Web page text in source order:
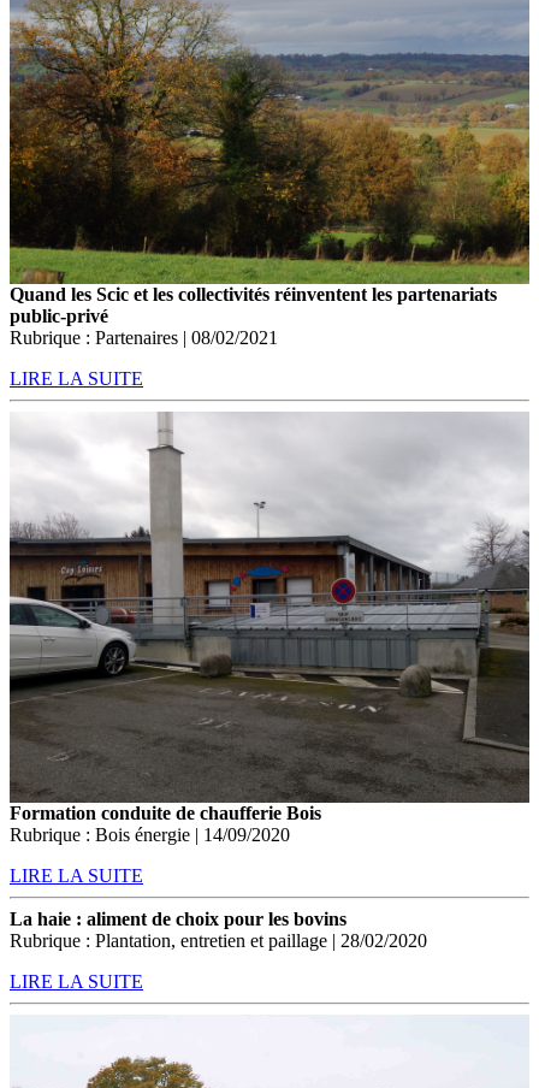
Quand les Scic et les collectivités réinventent les partenariats
public-privé
Rubrique : Partenaires | 08/02/2021
LIRE LA SUITE
Formation conduite de chaufferie Bois
Rubrique : Bois énergie | 14/09/2020
LIRE LA SUITE
La haie : aliment de choix pour les bovins
Rubrique : Plantation, entretien et paillage | 28/02/2020
LIRE LA SUITE